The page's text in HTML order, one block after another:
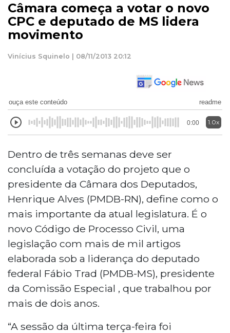
Câmara começa a votar o novo
CPC e deputado de MS lidera
movimento
Vinícius Squinelo | 08/11/2013 20:12
ouça este conteúdo readme
0:00 1.0x
Dentro de três semanas deve ser
concluída a votação do projeto que o
presidente da Câmara dos Deputados,
Henrique Alves (PMDB-RN), define como o
mais importante da atual legislatura. É o
novo Código de Processo Civil, uma
legislação com mais de mil artigos
elaborada sob a liderança do deputado
federal Fábio Trad (PMDB-MS), presidente
da Comissão Especial , que trabalhou por
mais de dois anos.
“A sessão da última terça-feira foi